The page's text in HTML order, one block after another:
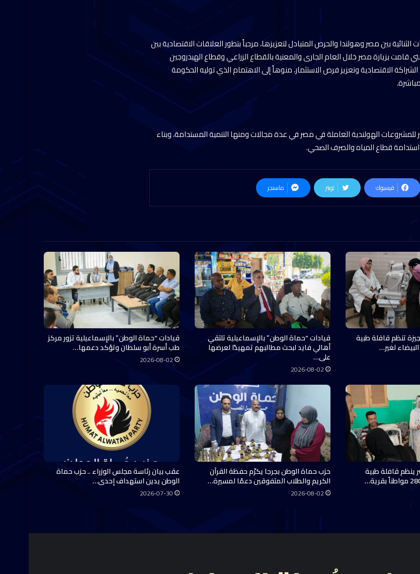
الثنائية بين مصر وهولندا والحرص المتبادل لتعزيزها، مرحباً بتطور العلاقات الاقتصادية بين
التي قامت بزيارة مصر خلال العام الجارى والمعنية بالقطاع الزراعي وقطاع الهيدروجين
الاقتصادية وتعزيز فرص الاستثمار، منوهاً إلى الاهتمام الذي توليه الحكومة
للمشروعات الهولندية العاملة في مصر في عدة مجالات ومنها التنمية المستدامة، وبناء
قطاع المياه والصرف الصحي.
فيسبوك تويتر ماسنجر
تنظم قافلة طبية
لغير…
قيادات “حماة الوطن” بالإسماعيلية تلتقي
أهالي فايد لبحث مطالبهم تمهيدًا لعرضها
على…
2026-08-02
قيادات “حماة الوطن” بالإسماعيلية تزور مركز
طب أسرة أبو سلطان وتؤكد دعمها…
2026-08-02
ينظم قافلة طبية حزب حماة الوطن بجرجا يكرّم حفظة القرآن
الكريم والطلاب المتفوقين دعمًا لمسيرة…
2026-08-02
عقب بيان رئاسة مجلس الوزراء .. حزب حماة
الوطن يدين استهداف إحدى…
2026-07-30